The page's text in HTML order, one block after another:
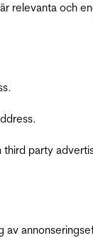
och
third party
av